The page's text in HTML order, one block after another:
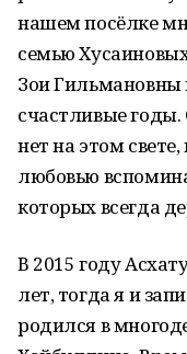
нашем посёлке
семью
Зои
счастливые
нет на этом
любовью
которых всегда
В 2015 году
лет, тогда я и
родился в